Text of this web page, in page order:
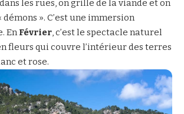
les rues, on grille de la viande et on
démons ». C’est une immersion
EnFévrier, c’est le spectacle naturel
fleurs qui couvre l’intérieur des terres
et rose.